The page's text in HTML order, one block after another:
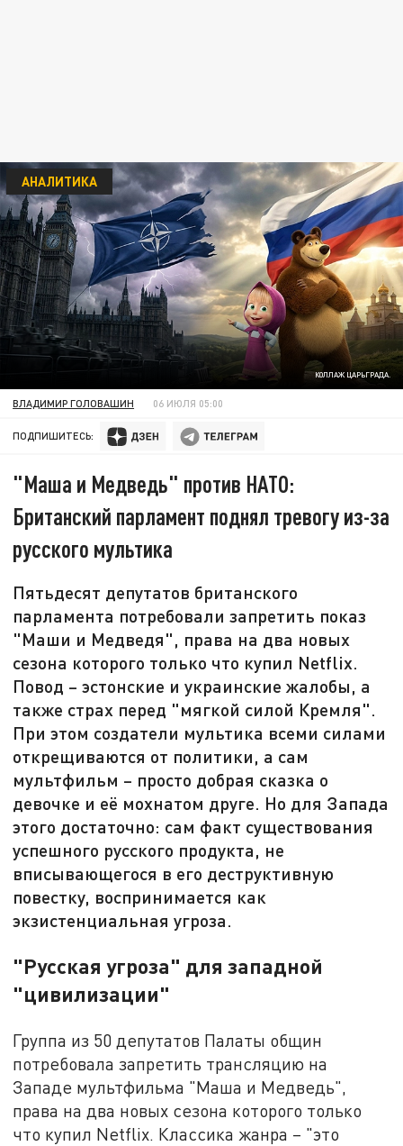
КОЛЛАЖ ЦАРЬГРАДА.
АНАЛИТИКА
ВЛАДИМИР ГОЛОВАШИН 06 ИЮЛЯ 05:00
ПОДПИШИТЕСЬ:
"Маша и Медведь" против НАТО:
Британский парламент поднял тревогу из-за
русского мультика
Пятьдесят депутатов британского
парламента потребовали запретить показ
"Маши и Медведя", права на два новых
сезона которого только что купил Netflix.
Повод – эстонские и украинские жалобы, а
также страх перед "мягкой силой Кремля".
При этом создатели мультика всеми силами
открещиваются от политики, а сам
мультфильм – просто добрая сказка о
девочке и её мохнатом друге. Но для Запада
этого достаточно: сам факт существования
успешного русского продукта, не
вписывающегося в его деструктивную
повестку, воспринимается как
экзистенциальная угроза.
"Русская угроза" для западной
"цивилизации"
Группа из 50 депутатов Палаты общин
потребовала запретить трансляцию на
Западе мультфильма "Маша и Медведь",
права на два новых сезона которого только
что купил Netflix. Классика жанра – "это